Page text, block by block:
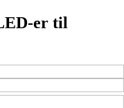
er til